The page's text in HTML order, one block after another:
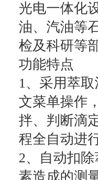
光电一体化
油、汽油等
检及科研等
功能特点
1、采用萃
文菜单操作
拌、判断滴
程全自动进
2、自动扣
素造成的测